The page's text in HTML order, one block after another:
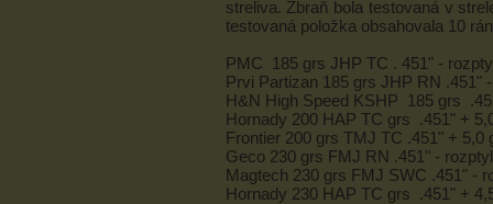
streliva. Zbraň bola testovaná v
testovaná položka obsahovala 10
PMC 185 grs JHP TC . 451" -
Prvi Partizan 185 grs JHP RN .451"
H&N High Speed KSHP 185 grs
Hornady 200 HAP TC grs .451" +
Frontier 200 grs TMJ TC .451" +
Geco 230 grs FMJ RN .451" -
Magtech 230 grs FMJ SWC .451" -
Hornady 230 HAP TC grs .451" +